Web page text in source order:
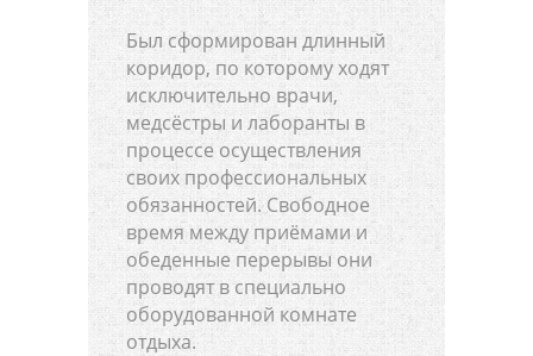
Был сформирован длинный
коридор, по которому ходят
исключительно врачи,
медсёстры и лаборанты в
процессе осуществления
своих профессиональных
обязанностей. Свободное
время между приёмами и
обеденные перерывы они
проводят в специально
оборудованной комнате
отдыха.